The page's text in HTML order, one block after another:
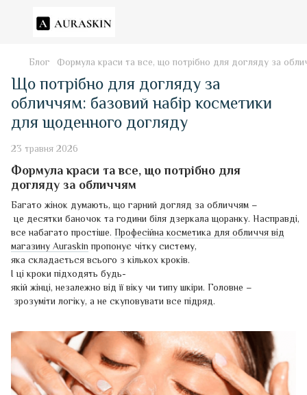
Блог Формула краси та все, що потрібно для догляду за
Що потрібно для догляду за
обличчям: базовий набір косметики
для щоденного догляду
23 травня 2026
Формула краси та все, що потрібно для
догляду за обличчям
Багато жінок думають, що гарний догляд за обличчям –
це десятки баночок та години біля дзеркала щоранку. Насправді,
все набагато простіше. Професійна косметика для обличчя від
магазину Auraskin пропонує чітку систему,
яка складається всього з кількох кроків.
І ці кроки підходять будь-
якій жінці, незалежно від її віку чи типу шкіри. Головне –
зрозуміти логіку, а не скуповувати все підряд.